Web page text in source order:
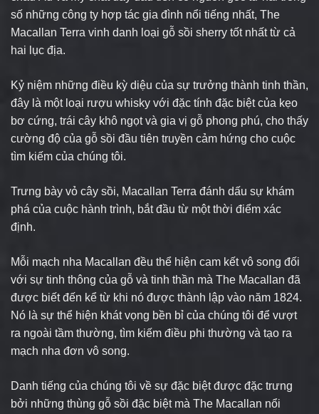
số những công ty hợp tác gia đình nổi tiếng nhất, The
Macallan Terra vinh danh loại gỗ sồi sherry tốt nhất từ ​​cả
hai lục địa.
Kỷ niệm những điều kỳ diệu của sự trưởng thành tinh thần,
đây là một loại rượu whisky với đặc tính đặc biệt của kẹo
bơ cứng, trái cây khô ngọt và gia vị gỗ phong phú, cho thấy
cường độ của gỗ sồi đầu tiên truyền cảm hứng cho cuộc
tìm kiếm của chúng tôi.
Trưng bày vỏ cây sồi, Macallan Terra đánh dấu sự khám
phá của cuộc hành trình, bắt đầu từ một thời điểm xác
định.
Mỗi mạch nha Macallan đều thể hiện cam kết vô song đối
với sự tinh thông của gỗ và tinh thần mà The Macallan đã
được biết đến kể từ khi nó được thành lập vào năm 1824.
Nó là sự thể hiện khát vọng bền bỉ của chúng tôi để vượt
ra ngoài tầm thường, tìm kiếm điều phi thường và tạo ra
mạch nha đơn vô song.
Danh tiếng của chúng tôi về sự đặc biệt được đặc trưng
bởi những thùng gỗ sồi đặc biệt mà The Macallan nổi